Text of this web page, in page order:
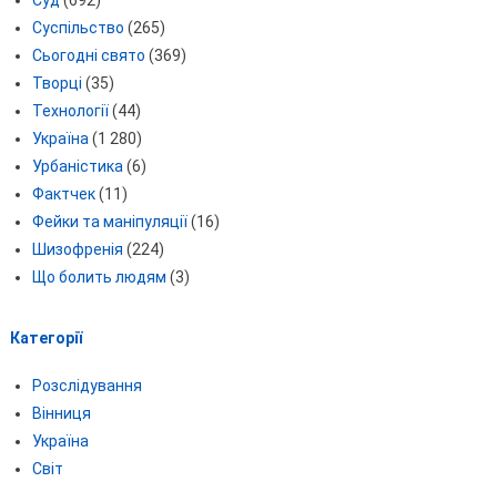
Суспільство (265)
Сьогодні свято (369)
Творці (35)
Технології(44)
Україна (1 280)
Урбаністика (6)
Фактчек(11)
Фейки та маніпуляції(16)
Шизофренія (224)
Що болить людям (3)
Категорії
Розслідування
Вінниця
Україна
Світ